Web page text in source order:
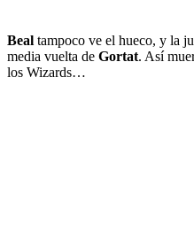
Beal tampoco ve el hueco, y la
media vuelta de Gortat. Así
los Wizards…